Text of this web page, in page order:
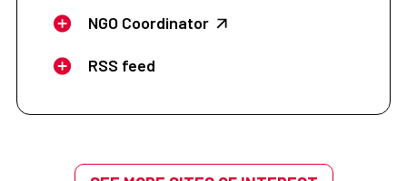
NGO Coordinator
RSS feed